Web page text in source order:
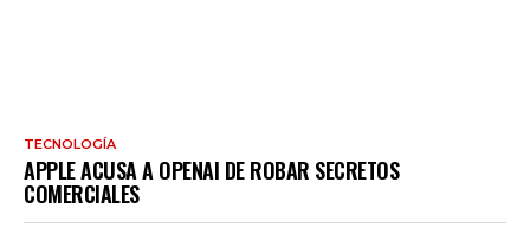
TECNOLOGÍA
APPLE ACUSA A OPENAI DE ROBAR SECRETOS
COMERCIALES